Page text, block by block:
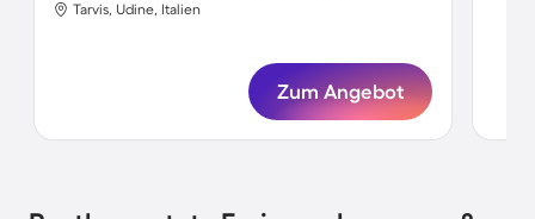
Tarvis, Udine, Italien
Zum Angebot